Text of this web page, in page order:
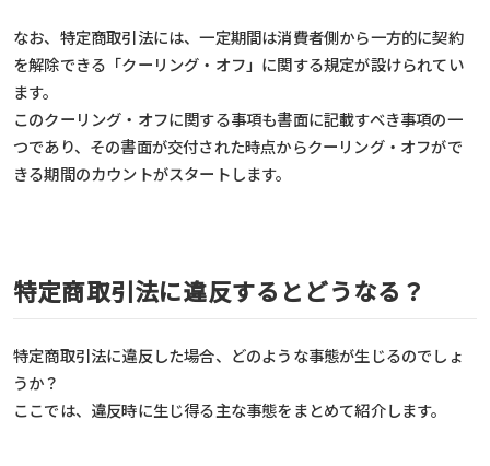
なお、特定商取引法には、一定期間は消費者側から一方的に契約
を解除できる「クーリング・オフ」に関する規定が設けられてい
ます。
このクーリング・オフに関する事項も書面に記載すべき事項の一
つであり、その書面が交付された時点からクーリング・オフがで
きる期間のカウントがスタートします。
特定商取引法に違反するとどうなる？
特定商取引法に違反した場合、どのような事態が生じるのでしょ
うか？
ここでは、違反時に生じ得る主な事態をまとめて紹介します。